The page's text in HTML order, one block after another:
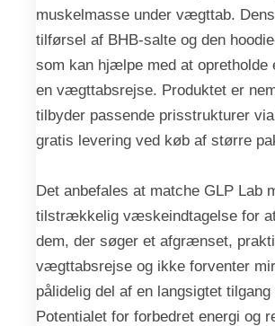
muskelmasse under vægttab.
tilførsel af BHB-salte og den
som kan hjælpe med at opretholde
en vægttabsrejse. Produktet er
tilbyder passende prisstrukturer
gratis levering ved køb af større
Det anbefales at matche GLP Lab
tilstrækkelig væskeindtagelse for
dem, der søger et afgrænset,
vægttabsrejse og ikke forventer
pålidelig del af en langsigtet
Potentialet for forbedret energi og